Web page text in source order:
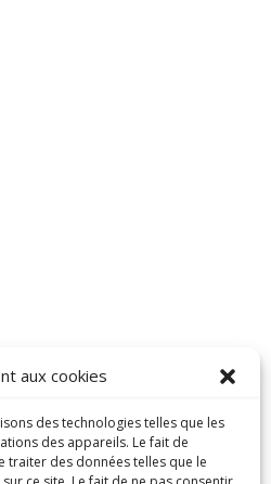
aux cookies
des technologies telles que les
des appareils. Le fait de
traiter des données telles que le